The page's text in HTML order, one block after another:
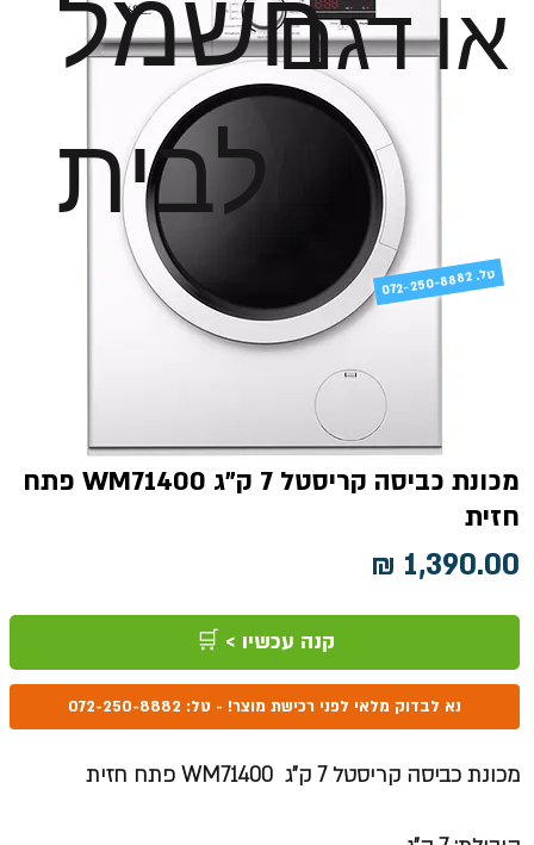
או דגם
לבית
מכונת כביסה קריסטל 7 ק"ג WM71400 פתח
חזית
קנה עכשיו > 🛒
נא לבדוק מלאי לפני רכישת מוצר! - טל: 072-250-8882
מכונת כביסה קריסטל 7 ק"ג WM71400 פתח חזית
072-250-8882 .טל